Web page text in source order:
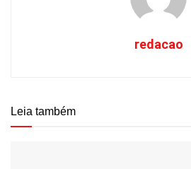
redacao
Leia também